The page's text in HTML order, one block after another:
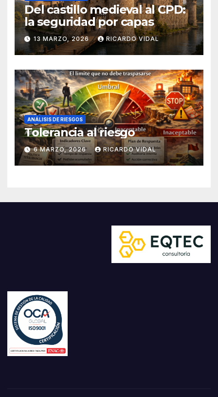
Del castillo medieval al CPD:
la seguridad por capas
13 MARZO, 2026 RICARDO VIDAL
ANÁLISIS DE RIESGOS
Tolerancia al riesgo
6 MARZO, 2026 RICARDO VIDAL